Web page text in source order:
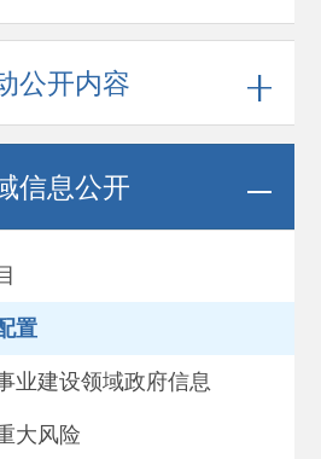
公开内容
信息公开
置
业建设领域政府信息
大风险